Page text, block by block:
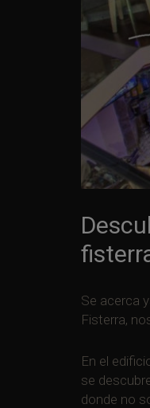
Se acerca
Fisterra,
En el
se
donde no